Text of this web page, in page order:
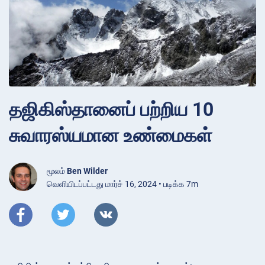
தஜிகிஸ்தானைப் பற்றிய 10
சுவாரஸ்யமான உண்மைகள்
மூலம் Ben Wilder
வெளியிடப்பட்டது மார்ச் 16, 2024 • படிக்க 7m